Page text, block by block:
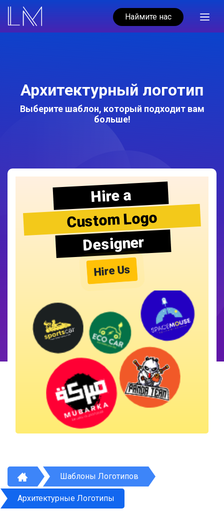
Наймите нас
Архитектурный логотип
Выберите шаблон, который подходит вам
больше!
Hire a
Custom Logo
Designer
Hire Us
Шаблоны Логотипов
Архитектурные Логотипы